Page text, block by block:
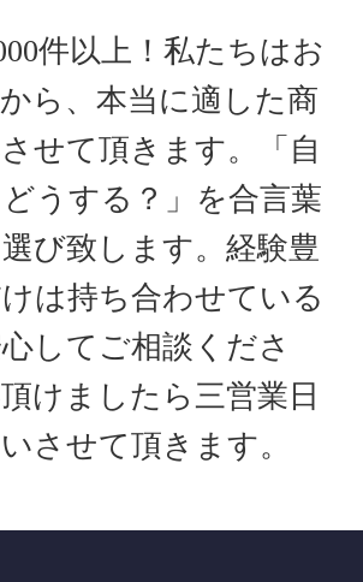
件以上！私たちはお
ら、本当に適した商
せて頂きます。「自
うする？」を合言葉
び致します。経験豊
は持ち合わせている
してご相談くださ
けましたら三営業日
させて頂きます。